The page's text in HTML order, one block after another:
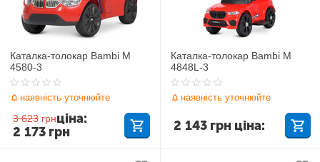
Каталка-толокар Bambi M
4580-3
наявність уточнюйте
3 623 грн
2 173 грн
ціна:
Каталка-толокар Bambi M
4848L-3
наявність уточнюйте
2 143 грн ціна: